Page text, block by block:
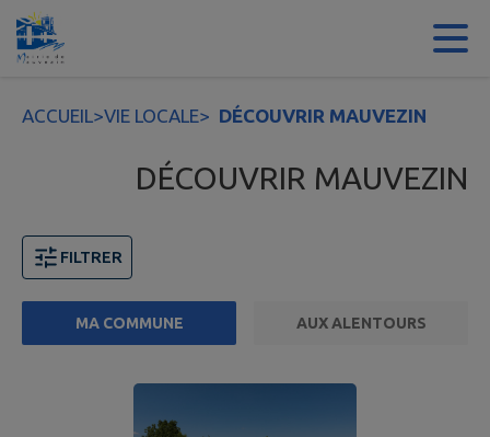
Contenu
ACCUEIL>VIE LOCALE> DÉCOUVRIR MAUVEZIN
DÉCOUVRIR MAUVEZIN
FILTRER
MA COMMUNE AUX ALENTOURS